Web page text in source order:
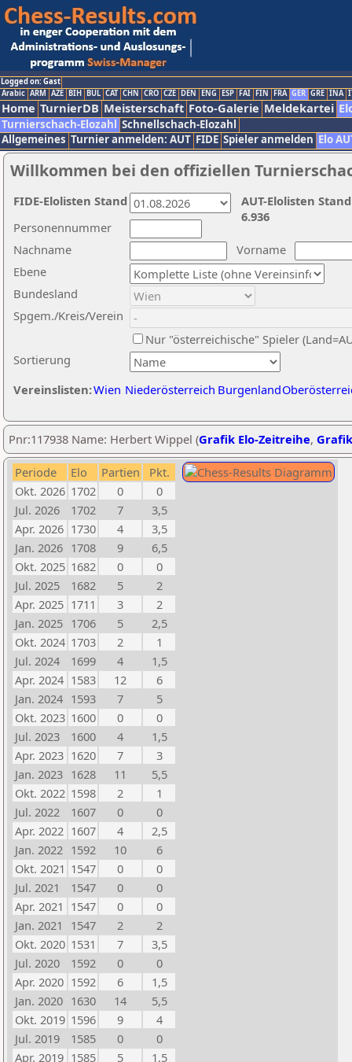
Logged on: Gast
Arabic ARM AZE BIH BUL CAT CHN CRO CZE DEN ENG ESP FAI FIN FRA GER GRE INA
Home TurnierDB Meisterschaft Foto-Galerie Meldekartei
Turnierschach-Elozahl Schnellschach-Elozahl
Allgemeines Turnier anmelden: AUT FIDE Spieler anmelden Elo
Willkommen bei den offiziellen
Nachname
Vorname
Ebene
Sortierung
Personennummer
Bundesland
Spgem./Kreis/Verein
Nur "österreichische" Spieler
Vereinslisten:Wien Niederösterreich Burgenland
AUT-Elolisten
6.936
FIDE-Elolisten Stand
Pnr:117938 Name: Herbert Wippel (Grafik Elo-Zeitreihe,
Periode Elo Partien
Pkt.
Okt. 2026 1702 0
0
Jul. 2026
1702 7
3,5
Apr. 2026 1730 4
3,5
Jan. 2026 1708 9
6,5
Okt. 2025 1682 0
0
Jul. 2025
1682 5
2
Apr. 2025 1711 3
2
Jan. 2025 1706 5
2,5
Okt. 2024 1703 2
1
Jul. 2024
1699 4
1,5
Apr. 2024 1583 12
6
Jan. 2024 1593 7
5
Okt. 2023 1600 0
0
Jul. 2023
1600 4
1,5
Apr. 2023 1620 7
3
Jan. 2023 1628 11
5,5
Okt. 2022 1598 2
1
Jul. 2022
1607 0
0
Apr. 2022 1607 4
2,5
Jan. 2022 1592 10
6
Okt. 2021 1547 0
0
Jul. 2021
1547 0
0
Apr. 2021 1547 0
0
Jan. 2021
1547 2
2
Okt. 2020 1531 7
3,5
Jul. 2020
1592 0
0
Apr. 2020 1592 6
1,5
Jan. 2020 1630 14
5,5
Okt. 2019 1596 9
4
Jul. 2019
1585 0
0
Apr. 2019 1585 5
1,5